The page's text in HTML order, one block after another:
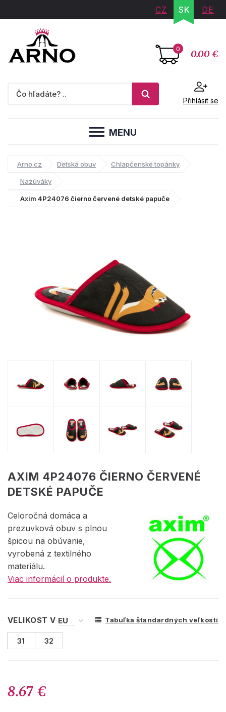
CZ SK DE
0 0.00 €
Přihlásit se
MENU
Arno.cz Detská obuv Chlapčenské topánky
Nazúváky
Axim 4P24076 čierno červené detské papuče
AXIM 4P24076 ČIERNO ČERVENÉ
DETSKÉ PAPUČE
Celoročná domáca a
prezuvková obuv s plnou
špicou na obúvanie,
vyrobená z textilného
materiálu.
Viac informácií o produkte.
VELIKOST V Tabuľka štandardných veľkostí
31 32
8.67 €